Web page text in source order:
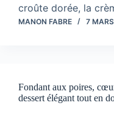
croûte dorée, la
MANON FABRE 7
Fondant aux poires,
dessert élégant tout en